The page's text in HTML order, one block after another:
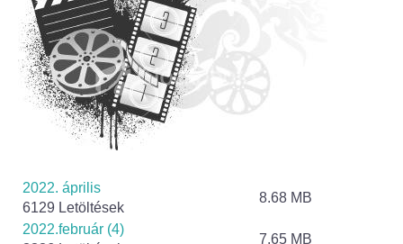
Önkormányzati támogatások
Szabályzatok
Pályázatok
Szerződések
2022. április
6129 Letöltések
8.68 MB
2022.február (4)
7.65 MB